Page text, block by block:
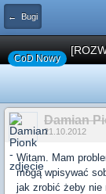
← Bugi
CoD Nowy
Damian
21.10.2012
Witam. Mam
mogą wpisywać
jak zrobić żeby nie